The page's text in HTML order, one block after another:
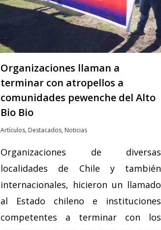
Organizaciones llaman a
terminar con atropellos a
comunidades pewenche del Alto
Bio Bio
Artículos, Destacados, Noticias
Organizaciones de diversas
localidades de Chile y también
internacionales, hicieron un llamado
al Estado chileno e instituciones
competentes a terminar con los